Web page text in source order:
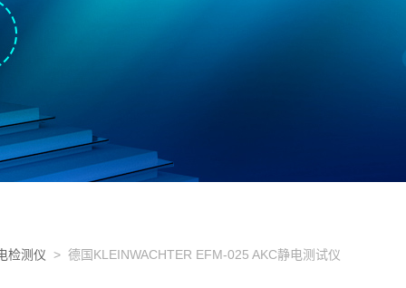
检测仪 > 德国KLEINWACHTER EFM-025 AKC静电测试仪